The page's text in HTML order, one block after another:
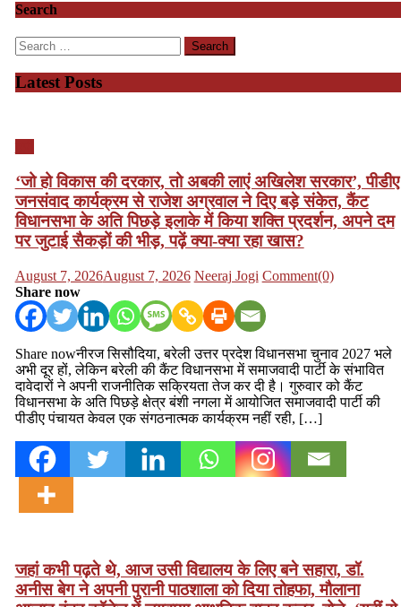
Search
Search
for:
Latest Posts
यूपी
‘जो हो विकास की दरकार, तो अबकी लाएं अखिलेश सरकार’, पीडीए
जनसंवाद कार्यक्रम से राजेश अग्रवाल ने दिए बड़े संकेत, कैंट
विधानसभा के अति पिछड़े इलाके में किया शक्ति प्रदर्शन, अपने दम
पर जुटाई सैकड़ों की भीड़, पढ़ें क्या-क्या रहा खास?
Posted
on
August 7, 2026August 7, 2026 Author
Neeraj Jogi Comment(0)
Share now
Share nowनीरज सिसौदिया, बरेली उत्तर प्रदेश विधानसभा चुनाव 2027 भले
अभी दूर हों, लेकिन बरेली की कैंट विधानसभा में समाजवादी पार्टी के संभावित
दावेदारों ने अपनी राजनीतिक सक्रियता तेज कर दी है। गुरुवार को कैंट
विधानसभा के अति पिछड़े क्षेत्र बंशी नगला में आयोजित समाजवादी पार्टी की
पीडीए पंचायत केवल एक संगठनात्मक कार्यक्रम नहीं रही, […]
जहां कभी पढ़ते थे, आज उसी विद्यालय के लिए बने सहारा, डॉ.
अनीस बेग ने अपनी पुरानी पाठशाला को दिया तोहफा, मौलाना